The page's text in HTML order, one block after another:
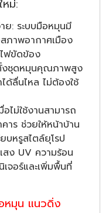
ม่:
ย: ระบบมือหมุนมี
ภาพอากาศเมือง
ฟขัดข้อง
งชุดหมุนคุณภาพสูง
ด้ลื่นไหล ไม่ต้องใช้
ไม่ใช้งานสามารถ
าร ช่วยให้หน้าบ้าน
บหรูสไตล์ยุโรป
ง UV ความร้อน
จอร์และเพิ่มพื้นที่
หมุน แนวดิ่ง